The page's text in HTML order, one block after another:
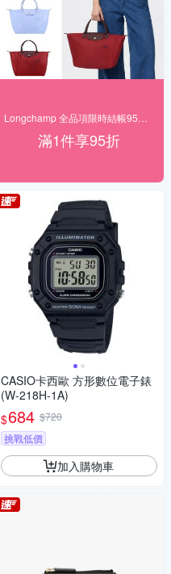
滿1件享95折
CASIO卡西歐 方形數位電子錶
(W-218H-1A)
$684 $720
挑戰低價
加入購物車